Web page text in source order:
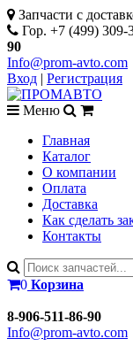
Запчасти с
Гор. +7 (499) 309-
90
Info@prom-avto.com
Вход | Регистрация
Меню
Главная
Каталог
О компании
Оплата
Доставка
Как сделать
Контакты
0 Корзина
8-906-511-86-90
Info@prom-avto.com